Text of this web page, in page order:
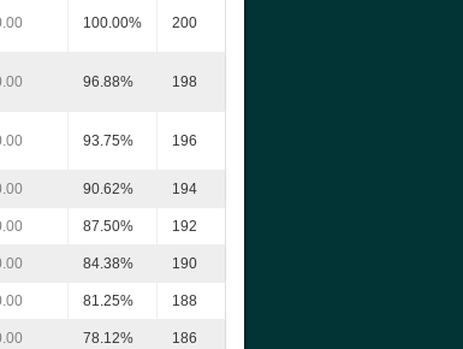
100.00% 200
96.88% 198
93.75% 196
90.62% 194
87.50% 192
84.38% 190
81.25% 188
78.12% 186